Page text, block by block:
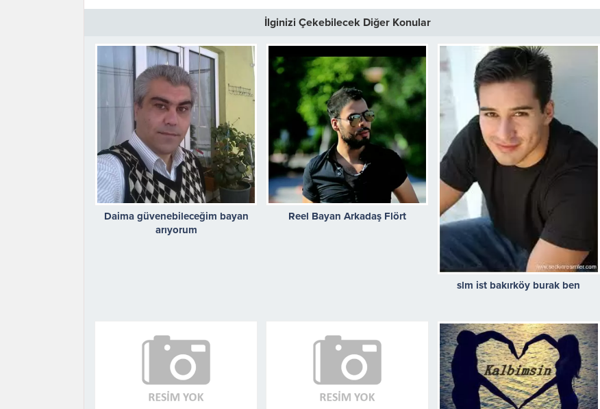
İlginizi Çekebilecek Diğer Konular
Daima güvenebileceğim bayan
arıyorum
Reel Bayan Arkadaş Flört
slm ist bakırköy burak ben